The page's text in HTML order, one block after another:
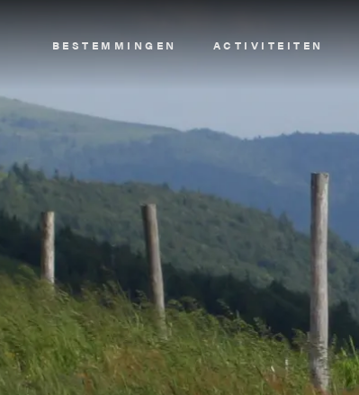
BESTEMMINGEN ACTIVITEITEN
Image